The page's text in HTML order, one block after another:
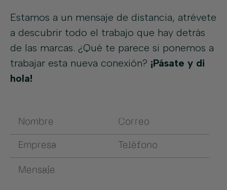
Estamos a un mensaje de distancia, atrévete
a descubrir todo el trabajo que hay detrás
de las marcas. ¿Qué te parece si ponemos a
trabajar esta nueva conexión? ¡Pásate y di
hola!